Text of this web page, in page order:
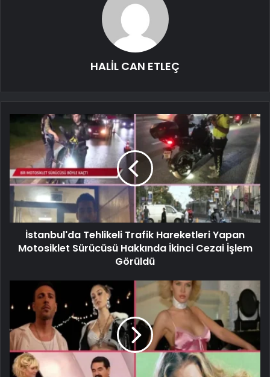
HALİL CAN ETLEÇ
İstanbul'da Tehlikeli Trafik Hareketleri Yapan
Motosiklet Sürücüsü Hakkında İkinci Cezai İşlem
Görüldü